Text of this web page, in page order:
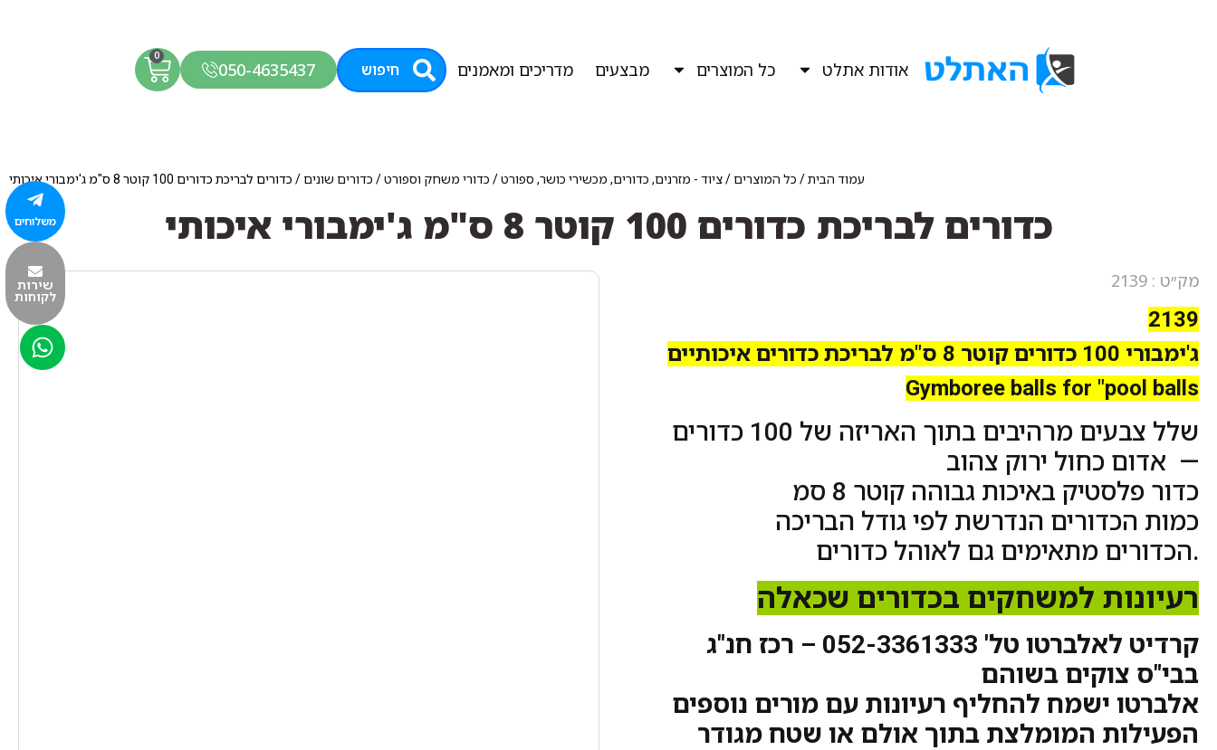
אודות אתלט כל המוצרים מבצעים מדריכים ומאמנים חיפוש 050-4635437
0
עמוד הבית/ כל המוצרים /ציוד - מזרנים, כדורים, מכשירי כושר, ספורט/ כדורי משחק וספורט/ כדורים שונים / כדורים לבריכת כדורים 100 קוטר 8 ס"מ ג'ימבורי איכותי
כדורים לבריכת כדורים 100 קוטר 8 ס"מ ג'ימבורי איכותי
מק״ט : 2139
2139
ג'ימבורי 100 כדורים קוטר 8 ס"מ לבריכת כדורים איכותיים
Gymboree balls for "pool balls
שלל צבעים מרהיבים בתוך האריזה של 100 כדורים
— אדום כחול ירוק צהוב
כדור פלסטיק באיכות גבוהה קוטר 8 סמ
כמות הכדורים הנדרשת לפי גודל הבריכה
.הכדורים מתאימים גם לאוהל כדורים
רעיונות למשחקים בכדורים שכאלה
קרדיט לאלברטו טל' 052-3361333 – רכז חנ"ג
בבי"ס צוקים בשוהם
אלברטו ישמח להחליף רעיונות עם מורים נוספים
הפעילות המומלצת בתוך אולם או שטח מגודר
משלוחים
שירות
לקוחות